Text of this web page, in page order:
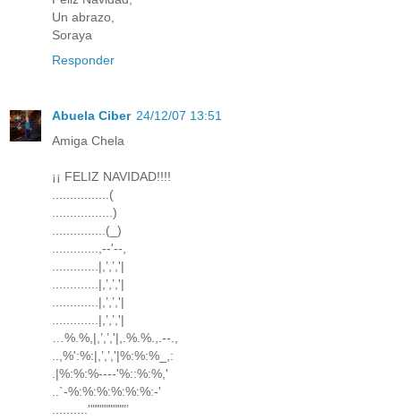
Un abrazo,
Soraya
Responder
Abuela Ciber 24/12/07 13:51
Amiga Chela
¡¡ FELIZ NAVIDAD!!!!
................(
.................)
...............(_)
.............,--'--,
.............|,’,’,'|
.............|,’,’,'|
.............|,’,’,'|
.............|,’,’,'|
…%.%,|,’,’,'|,.%.%.,.--.,
..,%':%:|,’,’,'|%:%:%_,:
.|%:%:%----'%::%:%,'
..`-%:%:%:%:%:%:-'
..........'""""""""’